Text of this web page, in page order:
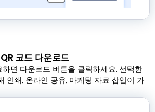
코드 다운로드
면 다운로드 버튼을 클릭하세요. 선택한
인쇄, 온라인 공유, 마케팅 자료 삽입이 가